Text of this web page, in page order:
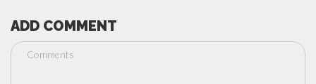
ADD COMMENT